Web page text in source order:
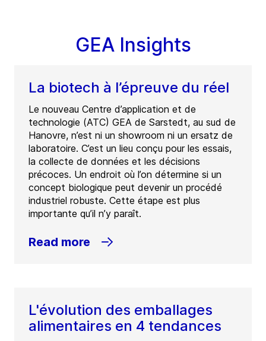
GEA Insights
La biotech à l’épreuve du réel
Le nouveau Centre d’application et de
technologie (ATC) GEA de Sarstedt, au sud de
Hanovre, n’est ni un showroom ni un ersatz de
laboratoire. C’est un lieu conçu pour les essais,
la collecte de données et les décisions
précoces. Un endroit où l’on détermine si un
concept biologique peut devenir un procédé
industriel robuste. Cette étape est plus
importante qu’il n’y paraît.
Read more
L'évolution des emballages
alimentaires en 4 tendances